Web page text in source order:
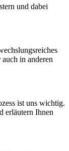
und dabei
in anderen
ist uns wichtig.
erläutern Ihnen